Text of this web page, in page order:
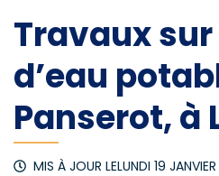
Travaux
d’eau
Panserot, à
MIS À JOUR LELUNDI 19